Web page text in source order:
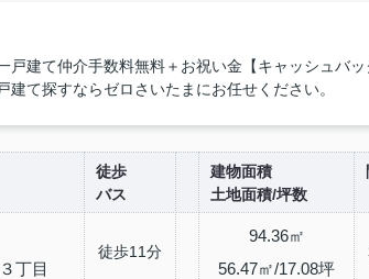
戸建て仲介手数料無料＋お祝い金【キャッシュバ
建て探すならゼロさいたまにお任せください。
徒歩
バス
建物面積
土地面積/坪数
丁目
徒歩11分
94.36㎡
56.47㎡/17.08坪